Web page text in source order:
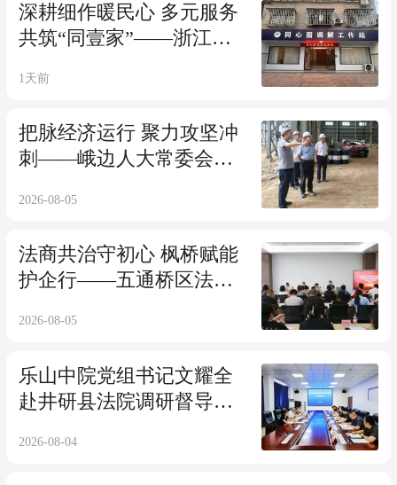
深耕细作暖民心 多元服务
共筑“同壹家”——浙江省
索新居民融合服务新范式
1天前
把脉经济运行 聚力攻坚冲
刺——峨边人大常委会开
和社会发展计划执行情况
2026-08-05
法商共治守初心 枫桥赋能
护企行——五通桥区法院
专项普法宣讲活动
2026-08-05
乐山中院党组书记文耀全
赴井研县法院调研督导审
2026-08-04